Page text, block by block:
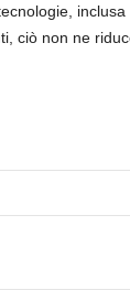
ciò non ne